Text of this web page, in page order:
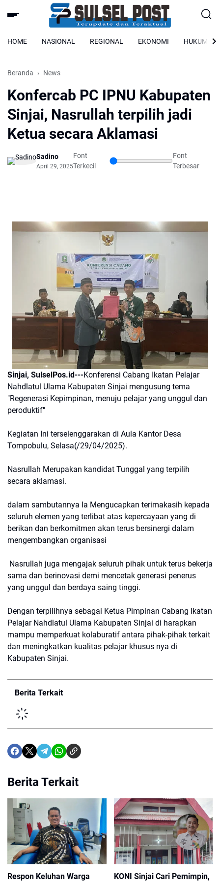
HOME NASIONAL REGIONAL EKONOMI HUKUM
Beranda News
Konfercab PC IPNU Kabupaten
Sinjai, Nasrullah terpilih jadi
Ketua secara Aklamasi
Sadino
April 29, 2025
Font
Terkecil
Font
Terbesar
Sinjai, SulselPos.id---Konferensi Cabang Ikatan Pelajar
Nahdlatul Ulama Kabupaten Sinjai mengusung tema
"Regenerasi Kepimpinan, menuju pelajar yang unggul dan
peroduktif"
Kegiatan Ini terselenggarakan di Aula Kantor Desa
Tompobulu, Selasa(/29/04/2025).
Nasrullah Merupakan kandidat Tunggal yang terpilih
secara aklamasi.
dalam sambutannya Ia Mengucapkan terimakasih kepada
seluruh elemen yang terlibat atas kepercayaan yang di
berikan dan berkomitmen akan terus bersinergi dalam
mengembangkan organisasi
Nasrullah juga mengajak seluruh pihak untuk terus bekerja
sama dan berinovasi demi mencetak generasi penerus
yang unggul dan berdaya saing tinggi.
Dengan terpilihnya sebagai Ketua Pimpinan Cabang Ikatan
Pelajar Nahdlatul Ulama Kabupaten Sinjai di harapkan
mampu memperkuat kolaburatif antara pihak-pihak terkait
dan meningkatkan kualitas pelajar khusus nya di
Kabupaten Sinjai.
Berita Terkait
Berita Terkait
Respon Keluhan Warga
KONI Sinjai Cari Pemimpin,